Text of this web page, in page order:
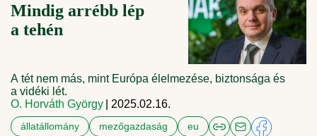
Mindig arrébb lép
a tehén
A tét nem más, mint Európa élelmezése, biztonsága és
a vidéki lét.
O. Horváth György
| 2025.02.16.
állatállomány mezőgazdaság eu